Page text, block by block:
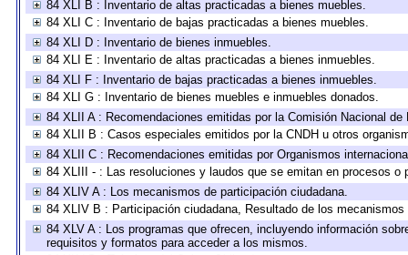
84 XLI B : Inventario de altas practicadas a bienes muebles.
84 XLI C : Inventario de bajas practicadas a bienes muebles.
84 XLI D : Inventario de bienes inmuebles.
84 XLI E : Inventario de altas practicadas a bienes inmuebles.
84 XLI F : Inventario de bajas practicadas a bienes inmuebles.
84 XLI G : Inventario de bienes muebles e inmuebles donados.
84 XLII A : Recomendaciones emitidas por la Comisión Nacional de
84 XLII B : Casos especiales emitidos por la CNDH u otros
84 XLII C : Recomendaciones emitidas por Organismos
84 XLIII - : Las resoluciones y laudos que se emitan en procesos o
84 XLIV A : Los mecanismos de participación ciudadana.
84 XLIV B : Participación ciudadana, Resultado de los
84 XLV A : Los programas que ofrecen, incluyendo información
requisitos y formatos para acceder a los mismos.